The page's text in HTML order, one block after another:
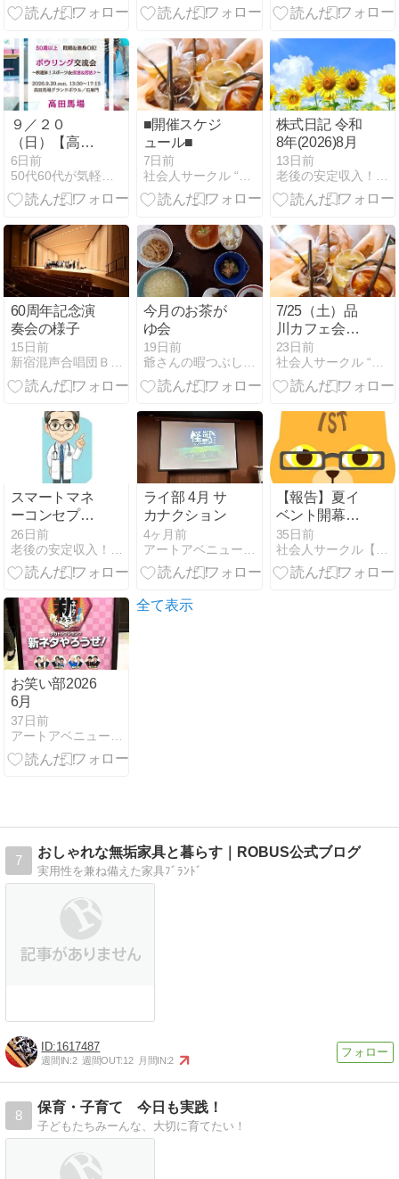
果
９／２０
（日）【高田
馬場】５０歳
以上・既婚＆
独身OK!《 秋
う！スポーツ
de友活&若活♪
》 アイビーボ
ウリング交流
会♪
6日前
50代60代が気軽に集える大人の社交場シニアサークルアイビー
■開催スケジ
ュール■
7日前
社会人サークル “Garden” 友活・婚活☆
株式日記 令和
8年(2026)8月
13日前
老後の安定収入！シニアが選ぶ稼ぎ方 現役医師が最上級の副業法
60周年記念演
奏会の様子
15日前
新宿混声合唱団Ｂｌｏｇ
今月のお茶が
ゆ会
19日前
爺さんの暇つぶしとちょっとだけトイプードルの「むぎ」
7/25（土）品
川カフェ会☆
友達づくり
♪30～55歳☆
23日前
社会人サークル “Garden” 友活・婚活☆
スマートマネ
ーコンセプト
（SMC）と
は？初心者向
けにわかりや
26日前
ライ部 4月 サ
カナクション
4ヶ月前
【報告】夏イ
ベント開幕で
大賑わい！デ
ィズニーシー
恋活は男女29
35日前
お笑い部2026
6月
37日前
全て表示
7
おしゃれな無垢家具と暮らす｜ROBUS公式ブログ
実用性を兼ね備えた家具ﾌﾞﾗﾝﾄﾞ
1617487
週間IN:2 週間OUT:12 月間IN:2
8
保育・子育て 今日も実践！
子どもたちみーんな、大切に育てたい！